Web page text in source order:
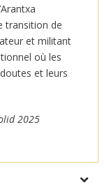
transition de
et militant
où les
et leurs
2025